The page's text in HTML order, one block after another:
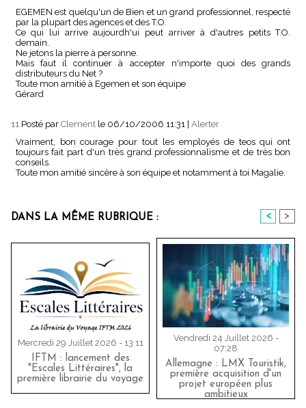
EGEMEN est quelqu'un de Bien et un grand professionnel, respecté
par la plupart des agences et des T.O.
Ce qui lui arrive aujourdh'ui peut arriver à d'autres petits T.O.
demain.
Ne jetons la pierre à personne.
Mais faut il continuer à accepter n'importe quoi des grands
distributeurs du Net ?
Toute mon amitié à Egemen et son équipe
Gérard
11. Posté par Clement le 06/10/2006 11:31 | Alerter
Vraiment, bon courage pour tout les employés de teos qui ont
toujours fait part d'un très grand professionnalisme et de très bon
conseils.
Toute mon amitié sincère à son équipe et notamment à toi Magalie.
DANS LA MÊME RUBRIQUE : < >
Mercredi 29 Juillet 2026 - 13:11
IFTM : lancement des
"Escales Littéraires", la
première librairie du voyage
Vendredi 24 Juillet 2026 -
07:28
Allemagne : LMX Touristik,
première acquisition d'un
projet européen plus
ambitieux